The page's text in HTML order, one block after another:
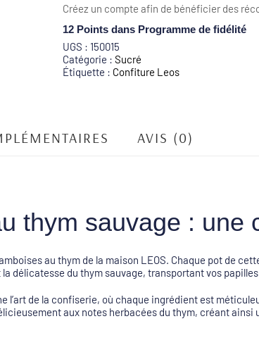
Thym
Créez un compte afin de bénéficier des
12 Pointsdans Programme de fidélité
UGS : 150015
Catégorie : Sucré
Étiquette : Confiture Leos
AVIS (0)
thym sauvage : une
au thym de la maison LEOS. Chaque pot de
délicatesse du thym sauvage, transportant vos
l’art de la confiserie, où chaque ingrédient est
aux notes herbacées du thym, créant ainsi